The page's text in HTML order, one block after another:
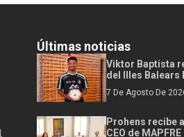
Últimas noticias
Viktor Baptista
del Illes Balears
7 De Agosto De
Prohens recibe
CEO de